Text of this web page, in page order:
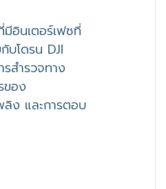
อินเตอร์เฟซที่
บโดรน DJI
สำรวจทาง
ของ
ลิง และการตอบ